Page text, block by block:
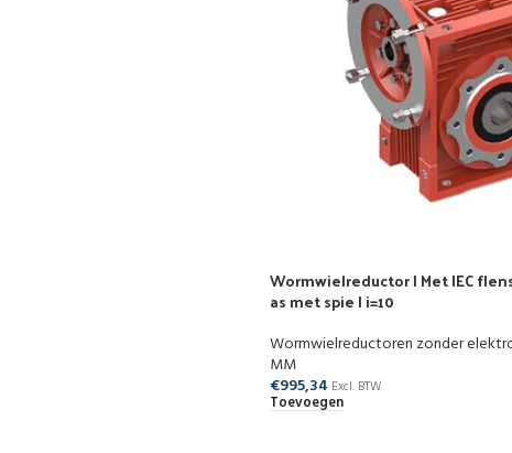
Wormwielreductor | Met IEC
as met spie | i=10
Wormwielreductoren zonder
MM
€995,34 Excl. BTW
Toevoegen